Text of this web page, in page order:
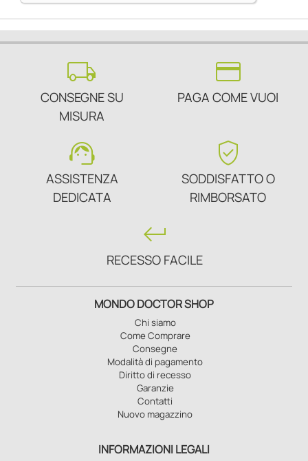
local_shipping
CONSEGNE SU
MISURA
credit_card
PAGA COME VUOI
support_agent
ASSISTENZA
DEDICATA
verified_user
SODDISFATTO O
RIMBORSATO
keyboard_return
RECESSO FACILE
MONDO DOCTOR SHOP
Chi siamo
Come Comprare
Consegne
Modalità di pagamento
Diritto di recesso
Garanzie
Contatti
Nuovo magazzino
INFORMAZIONI LEGALI